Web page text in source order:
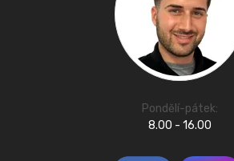
Pondělí-pátek:
8.00 - 16.00